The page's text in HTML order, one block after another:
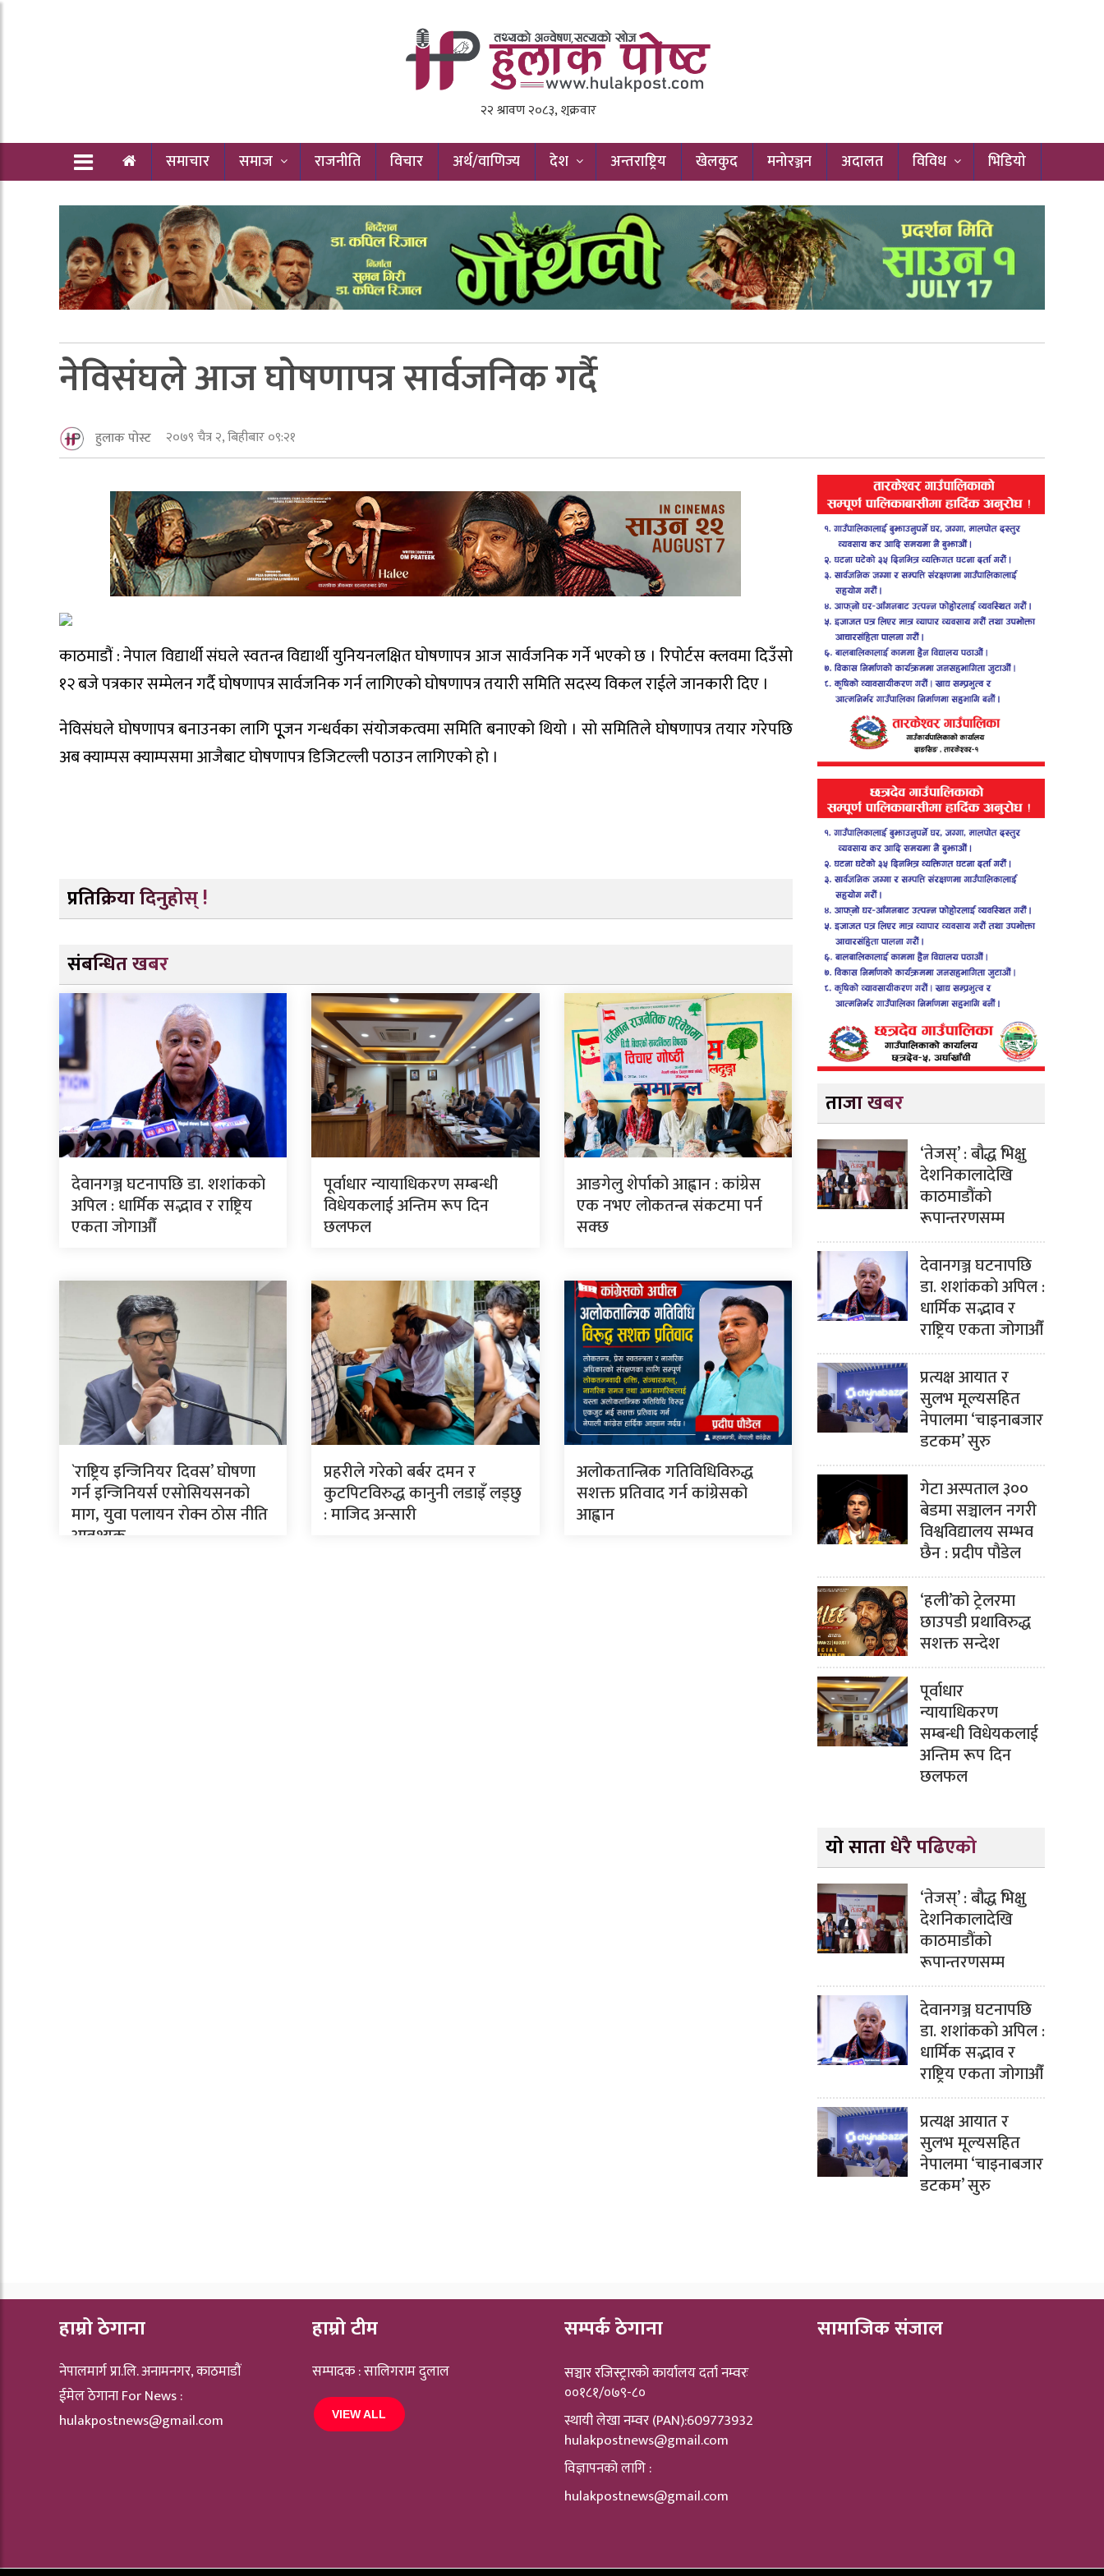
समाचार समाज राजनीति विचार अर्थ/वाणिज्य देश अन्तराष्ट्रिय खेलकुद मनोरञ्जन अदालत विविध भिडियो
नेविसंघले आज घाेषणापत्र सार्वजनिक गर्दै
हुलाक पोस्ट २०७९ चैत्र २, बिहीबार ०९:२१
काठमाडौं : नेपाल विद्यार्थी संघले स्वतन्त्र विद्यार्थी युनियनलक्षित घाेषणापत्र आज सार्वजनिक गर्ने भएकाे छ । रिपाेर्टस क्लवमा दिउँसाे
१२ बजे पत्रकार सम्मेलन गर्दै घाेषणापत्र सार्वजनिक गर्न लागिएकाे घाेषणापत्र तयारी समिति सदस्य विकल राईले जानकारी दिए ।
नेविसंघले घाेषणापत्र बनाउनका लागि पूूूजन गन्धर्वका संयोजकत्वमा समिति बनाएकाे थियाे । साे समितिले घाेषणापत्र तयार गरेपछि
अब क्याम्पस क्याम्पसमा आजैबाट घाेषणापत्र डिजिटल्ली पठाउन लागिएकाे हाे ।
प्रतिक्रिया दिनुहोस् !
संबन्धित खबर
देवानगञ्ज घटनापछि डा. शशांककाे
अपिल : धार्मिक सद्भाव र राष्ट्रिय
एकता जोगाऔँ
पूर्वाधार न्यायाधिकरण सम्बन्धी
विधेयकलाई अन्तिम रूप दिन
छलफल
आङगेलु शेर्पाको आह्वान : कांग्रेस
एक नभए लोकतन्त्र संकटमा पर्न
सक्छ
`राष्ट्रिय इन्जिनियर दिवस’ घोषणा
गर्न इन्जिनियर्स एसाेसियसनको
माग, युवा पलायन रोक्न ठोस नीति
आवश्यक
प्रहरीले गरेको बर्बर दमन र
कुटपिटविरुद्ध कानुनी लडाइँ लड्छु
: माजिद अन्सारी
अलोकतान्त्रिक गतिविधिविरुद्ध
सशक्त प्रतिवाद गर्न कांग्रेसको
आह्वान
ताजा खबर
‘तेजस्’ : बौद्ध भिक्षु
देशनिकालादेखि
काठमाडौंको
रूपान्तरणसम्म
देवानगञ्ज घटनापछि
डा. शशांककाे अपिल :
धार्मिक सद्भाव र
राष्ट्रिय एकता जोगाऔँ
प्रत्यक्ष आयात र
सुलभ मूल्यसहित
नेपालमा ‘चाइनाबजार
डटकम’ सुरु
गेटा अस्पताल ३००
बेडमा सञ्चालन नगरी
विश्वविद्यालय सम्भव
छैन : प्रदीप पौडेल
‘हली’को ट्रेलरमा
छाउपडी प्रथाविरुद्ध
सशक्त सन्देश
पूर्वाधार
न्यायाधिकरण
सम्बन्धी विधेयकलाई
अन्तिम रूप दिन
छलफल
यो साता धेरै पढिएको
‘तेजस्’ : बौद्ध भिक्षु
देशनिकालादेखि
काठमाडौंको
रूपान्तरणसम्म
देवानगञ्ज घटनापछि
डा. शशांककाे अपिल :
धार्मिक सद्भाव र
राष्ट्रिय एकता जोगाऔँ
प्रत्यक्ष आयात र
सुलभ मूल्यसहित
नेपालमा ‘चाइनाबजार
डटकम’ सुरु
हाम्रो ठेगाना
नेपालमार्ग प्रा.लि. अनामनगर, काठमाडौं
ईमेल ठेगाना For News :
hulakpostnews@gmail.com
हाम्रो टीम
सम्पादक : सालिगराम दुलाल
VIEW ALL
सम्पर्क ठेगाना
सञ्चार रजिस्ट्रारकाे कार्यालय दर्ता नम्वरः
००१८१/०७९-८०
स्थायी लेखा नम्वर (PAN):609773932
hulakpostnews@gmail.com
विज्ञापनको लागि :
hulakpostnews@gmail.com
सामाजिक संजाल